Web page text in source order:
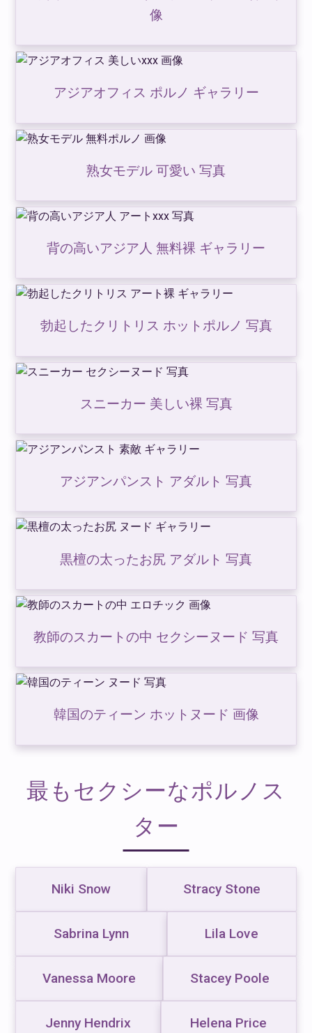
像
アジアオフィス ポルノ ギャラリー
熟女モデル 可愛い 写真
背の高いアジア人 無料裸 ギャラリー
勃起したクリトリス ホットポルノ 写真
スニーカー 美しい裸 写真
アジアンパンスト アダルト 写真
黒檀の太ったお尻 アダルト 写真
教師のスカートの中 セクシーヌード 写真
韓国のティーン ホットヌード 画像
最もセクシーなポルノス
ター
Niki Snow Stracy Stone
Sabrina Lynn Lila Love
Vanessa Moore Stacey Poole
Jenny Hendrix Helena Price